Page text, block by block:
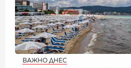
ВАЖНО ДНЕС